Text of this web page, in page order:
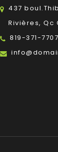
437
Rivières, Qc
819-371-7707